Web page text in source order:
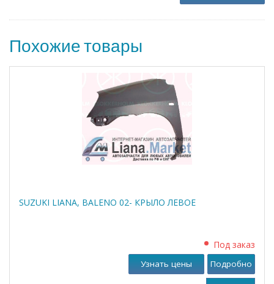
Похожие товары
SUZUKI LIANA, BALENO 02- КРЫЛО ЛЕВОЕ
Под заказ
Узнать цены Подробно